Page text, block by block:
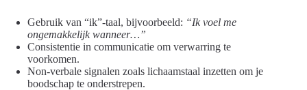
Gebruik van “ik”-taal, bijvoorbeeld: “Ik voel me
ongemakkelijk wanneer…”
Consistentie in communicatie om verwarring te
voorkomen.
Non-verbale signalen zoals lichaamstaal inzetten om je
boodschap te onderstrepen.